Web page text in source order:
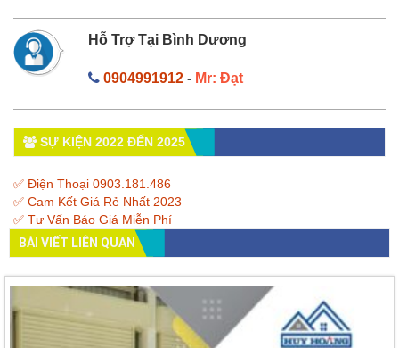
Hỗ Trợ Tại Bình Dương
0904991912- Mr: Đạt
SỰ KIỆN 2022 ĐẾN 2025
✅ Điện Thoại 0903.181.486
✅ Cam Kết Giá Rẻ Nhất 2023
✅ Tư Vấn Báo Giá Miễn Phí
BÀI VIẾT LIÊN QUAN